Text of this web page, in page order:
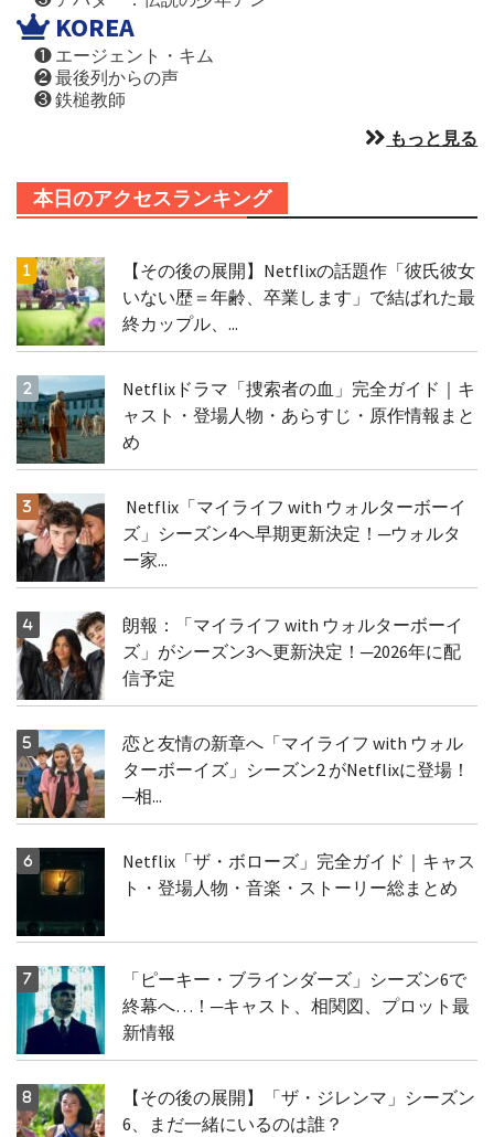
KOREA
❶ エージェント・キム
❷ 最後列からの声
❸ 鉄槌教師
もっと見る
本日のアクセスランキング
【その後の展開】Netflixの話題作「彼氏彼女
いない歴＝年齢、卒業します」で結ばれた最
終カップル、...
Netflixドラマ「捜索者の血」完全ガイド｜キ
ャスト・登場人物・あらすじ・原作情報まと
め
Netflix「マイライフ with ウォルターボーイ
ズ」シーズン4へ早期更新決定！─ウォルタ
ー家...
朗報：「マイライフ with ウォルターボーイ
ズ」がシーズン3へ更新決定！─2026年に配
信予定
恋と友情の新章へ「マイライフ with ウォル
ターボーイズ」シーズン2 がNetflixに登場！
─相...
Netflix「ザ・ボローズ」完全ガイド｜キャス
ト・登場人物・音楽・ストーリー総まとめ
「ピーキー・ブラインダーズ」シーズン6で
終幕へ…！─キャスト、相関図、プロット最
新情報
【その後の展開】「ザ・ジレンマ」シーズン
6、まだ一緒にいるのは誰？